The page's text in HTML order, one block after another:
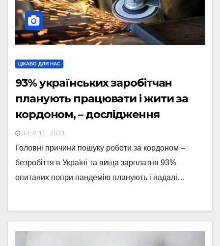
ЦІКАВО ДЛЯ НАС
93% українських заробітчан
планують працювати і жити за
кордоном, – дослідження
БЕР 11, 2021
Головні причини пошуку роботи за кордоном –
безробіття в Україні та вища зарплатня 93%
опитаних попри пандемію планують і надалі…